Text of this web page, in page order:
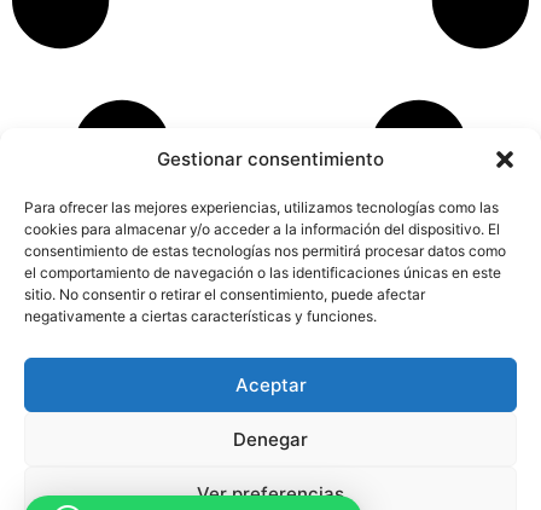
Gestionar consentimiento
Para ofrecer las mejores experiencias, utilizamos tecnologías como las
cookies para almacenar y/o acceder a la información del dispositivo. El
consentimiento de estas tecnologías nos permitirá procesar datos como
el comportamiento de navegación o las identificaciones únicas en este
sitio. No consentir o retirar el consentimiento, puede afectar
negativamente a ciertas características y funciones.
Aceptar
Denegar
Ver preferencias
Política de Privacidad
FINANCIADO POR LA UNIÓN EUROPEA CON EL PROGRAMA KIT